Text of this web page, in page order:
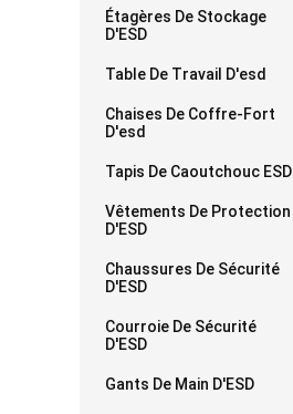
Étagères De Stockage
D'ESD
Table De Travail D'esd
Chaises De Coffre-Fort
D'esd
Tapis De Caoutchouc ESD
Vêtements De Protection
D'ESD
Chaussures De Sécurité
D'ESD
Courroie De Sécurité
D'ESD
Gants De Main D'ESD